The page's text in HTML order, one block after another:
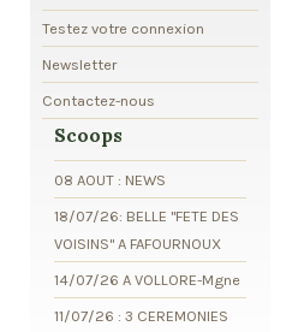
Testez votre connexion
Newsletter
Contactez-nous
Scoops
08 AOUT : NEWS
18/07/26: BELLE "FETE DES
VOISINS" A FAFOURNOUX
14/07/26 A VOLLORE-Mgne
11/07/26 : 3 CEREMONIES